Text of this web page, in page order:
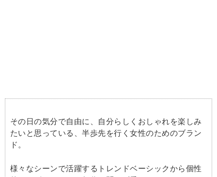
その日の気分で自由に、自分らしくおしゃれを楽しみ
たいと思っている、半歩先を行く女性のためのブラン
ド。
様々なシーンで活躍するトレンドベーシックから個性